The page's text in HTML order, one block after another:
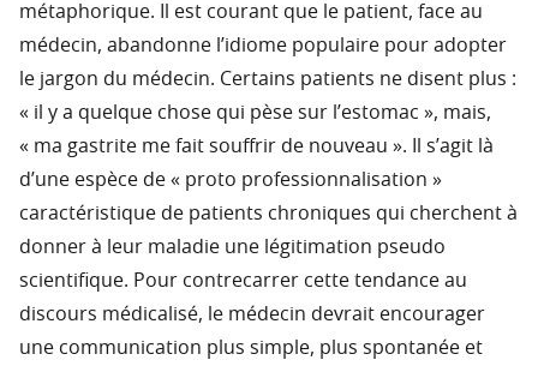
métaphorique. Il est courant que le patient, face au
médecin, abandonne l’idiome populaire pour adopter
le jargon du médecin. Certains patients ne disent plus :
« il y a quelque chose qui pèse sur l’estomac », mais,
« ma gastrite me fait souffrir de nouveau ». Il s’agit là
d’une espèce de « proto professionnalisation »
caractéristique de patients chroniques qui cherchent à
donner à leur maladie une légitimation pseudo
scientifique. Pour contrecarrer cette tendance au
discours médicalisé, le médecin devrait encourager
une communication plus simple, plus spontanée et